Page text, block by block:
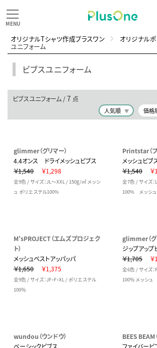
オリジナルTシャツ作成プラスワン オリジナル
ユニフォーム
ビブスユニフォーム
ビブスユニフォーム /7 点
人気順 価格
glimmer（グリマー）
4.4オンス ドライメッシュビブス
￥1,540
￥1,298
全9色 / サイズ：JL～XXL / 150g/㎡ メッシ
ュ ポリエステル100%
Printstar（プ
メッシュビブ
￥1,540
全7色 / サイズ：
100% メッシュ
M'sPROJECT（エムズプロジェク
ト）
メッシュベストアッパッパ
￥1,650
￥1,375
全9色 / サイズ：JF・F・XL / ポリエステル
100％
glimmer（グ
ジップアップ
￥1,705
全6色 / サイズ
100％ メッシュ
wundou（ウンドウ）
ベーシックビブス
BEES BEAM
ファイバービ